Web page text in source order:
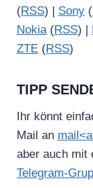
(RSS) | Sony (
Nokia(RSS) |
ZTE (RSS)
TIPP
Ihr könnt
Mail an
aber auch mit
Telegram-